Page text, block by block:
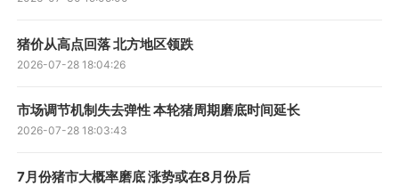
猪价从高点回落 北方地区领跌
2026-07-28 18:04:26
市场调节机制失去弹性 本轮猪周期磨底时间延长
2026-07-28 18:03:43
7月份猪市大概率磨底 涨势或在8月份后